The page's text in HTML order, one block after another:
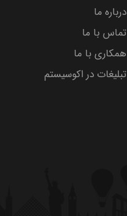
درباره ما
تماس با ما
همکاری با ما
تبلیغات در اکوسیستم